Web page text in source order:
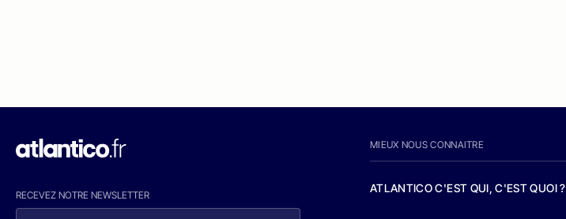
RECEVEZ NOTRE NEWSLETTER
MIEUX NOUS CONNAITRE
ATLANTICO C'EST QUI, C'EST QUOI ?